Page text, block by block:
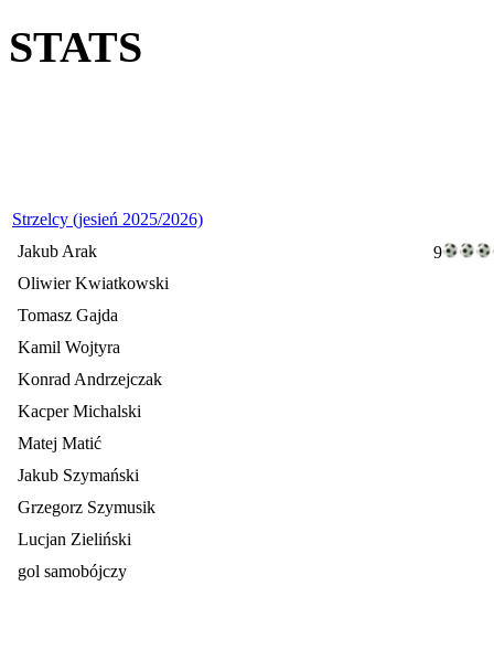
STATS
Strzelcy (jesień 2025/2026)
Jakub Arak
9
Oliwier Kwiatkowski
Tomasz Gajda
Kamil Wojtyra
Konrad Andrzejczak
Kacper Michalski
Matej Matić
Jakub Szymański
Grzegorz Szymusik
Lucjan Zieliński
gol samobójczy